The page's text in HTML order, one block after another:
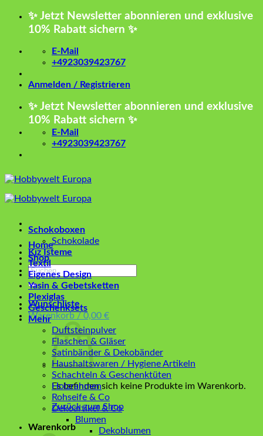
Zum
✨ Jetzt Newsletter abonnieren und exklusive
10% Rabatt sichern ✨
E-Mail
+4923039423767
Anmelden / Registrieren
✨ Jetzt Newsletter abonnieren und exklusive
10% Rabatt sichern ✨
E-Mail
+4923039423767
Home
Shop
Suchen
nach:
Wunschliste
Warenkorb / 0,00 €
Es befinden sich keine Produkte im Warenkorb.
Zurück zum Shop
Warenkorb
Schokoboxen
Schokolade
Kız İsteme
Textil
Eigenes Design
Yasin & Gebetsketten
Plexiglas
Geschenksets
Mehr
Duftsteinpulver
Flaschen & Gläser
Satinbänder & Dekobänder
Haushaltswaren / Hygiene Artikeln
Schachteln & Geschenktüten
Holzrahmen
Rohseife & Co
Dekoartikel & Co
Blumen
Dekoblumen